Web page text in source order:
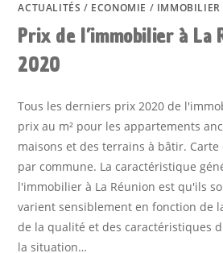
ACTUALITÉS / ECONOMIE / IMMOBILIER
Prix de l’immobilier à La
2020
Tous les derniers prix 2020 de
prix au m² pour les appartements
maisons et des terrains à bâtir.
par commune. La caractéristique
l'immobilier à La Réunion est qu'ils
varient sensiblement en fonction de
de la qualité et des caractéristiques
la situation…